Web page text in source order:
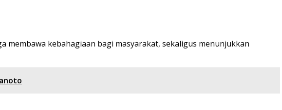
membawa kebahagiaan bagi masyarakat, sekaligus menunjukkan